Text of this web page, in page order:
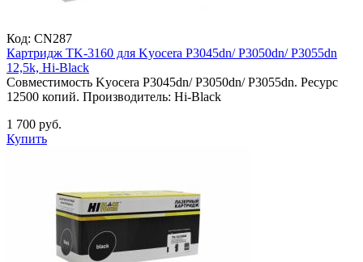
Код: CN287
Картридж TK-3160 для Kyocera P3045dn/ P3050dn/ P3055dn
12,5k, Hi-Black
Совместимость Kyocera P3045dn/ P3050dn/ P3055dn. Ресурс
12500 копий. Производитель: Hi-Black
1 700 руб.
Купить